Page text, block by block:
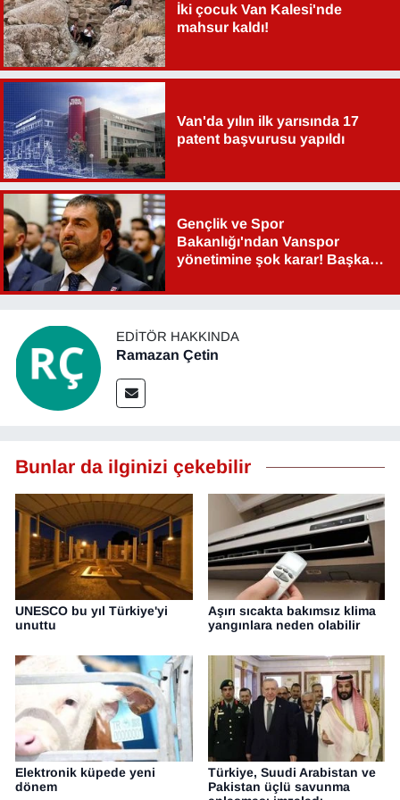
İki çocuk Van Kalesi'nde
mahsur kaldı!
Van'da yılın ilk yarısında 17
patent başvurusu yapıldı
Gençlik ve Spor
Bakanlığı'ndan Vanspor
yönetimine şok karar! Başkan
EDITÖR HAKKINDA
Ramazan Çetin
Bunlar da ilginizi çekebilir
UNESCO bu yıl Türkiye'yi
unuttu
Aşırı sıcakta bakımsız klima
yangınlara neden olabilir
Elektronik küpede yeni
dönem
Türkiye, Suudi Arabistan ve
Pakistan üçlü savunma
Sinema - TV
SİYASET
SPOR
TEBRİK
TEKNOLOJİ
Turizm
VAN'DA SPOR
Vasıta
YAŞAM